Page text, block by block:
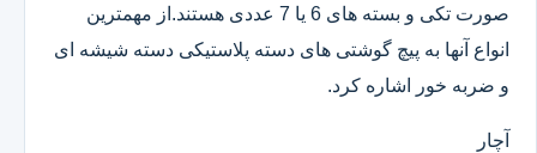
صورت تکی و بسته های 6 یا 7 عددی هستند.از مهمترین
انواع آنها به پیچ گوشتی های دسته پلاستیکی دسته شیشه ای
و ضربه خور اشاره کرد.
آچار